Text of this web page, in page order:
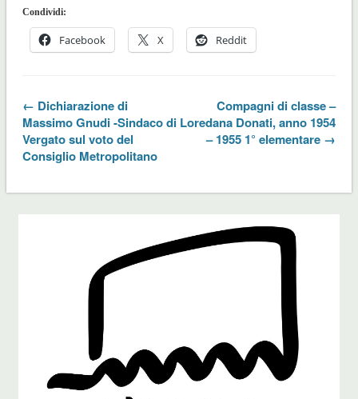
Condividi:
Facebook X Reddit
← Dichiarazione di
Massimo Gnudi -Sindaco di
Vergato sul voto del
Consiglio Metropolitano
Compagni di classe –
Loredana Donati, anno 1954
– 1955 1° elementare →